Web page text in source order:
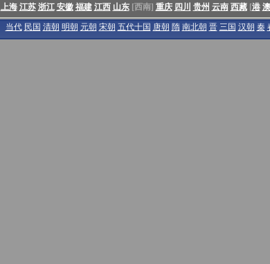
上海 江苏 浙江 安徽 福建 江西 山东[西南] 重庆 四川 贵州 云南 西藏[港 澳
当代 民国 清朝 明朝 元朝 宋朝 五代十国 唐朝 隋 南北朝 晋 三国 汉朝 秦